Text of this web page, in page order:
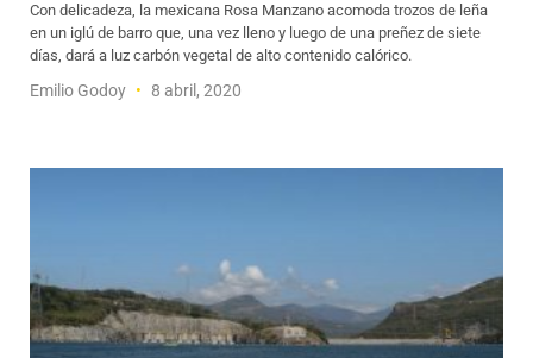
Con delicadeza, la mexicana Rosa Manzano acomoda trozos de leña
en un iglú de barro que, una vez lleno y luego de una preñez de siete
días, dará a luz carbón vegetal de alto contenido calórico.
Emilio Godoy 8 abril, 2020